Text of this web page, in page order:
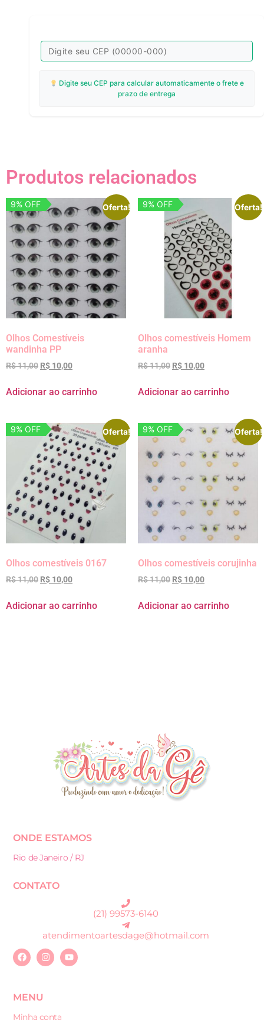
Digite seu CEP para calcular automaticamente o frete e
prazo de entrega
Produtos relacionados
Oferta!
9% OFF
Olhos Comestíveis
wandinha PP
R$11,00 R$ 10,00
Adicionar ao carrinho
Oferta!
9% OFF
Olhos comestíveis Homem
aranha
R$11,00 R$ 10,00
Adicionar ao carrinho
Oferta!
9% OFF
Olhos comestíveis 0167
R$11,00 R$ 10,00
Adicionar ao carrinho
Oferta!
9% OFF
Olhos comestíveis corujinha
R$11,00 R$ 10,00
Adicionar ao carrinho
ONDE ESTAMOS
Rio de Janeiro / RJ
CONTATO
(21) 99573-6140
atendimentoartesdage@hotmail.com
MENU
Minha conta